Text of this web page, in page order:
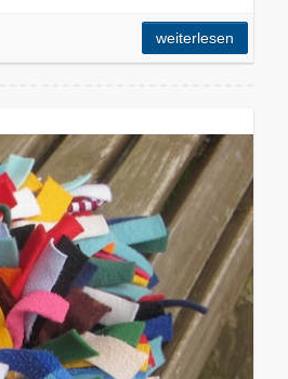
weiterlesen